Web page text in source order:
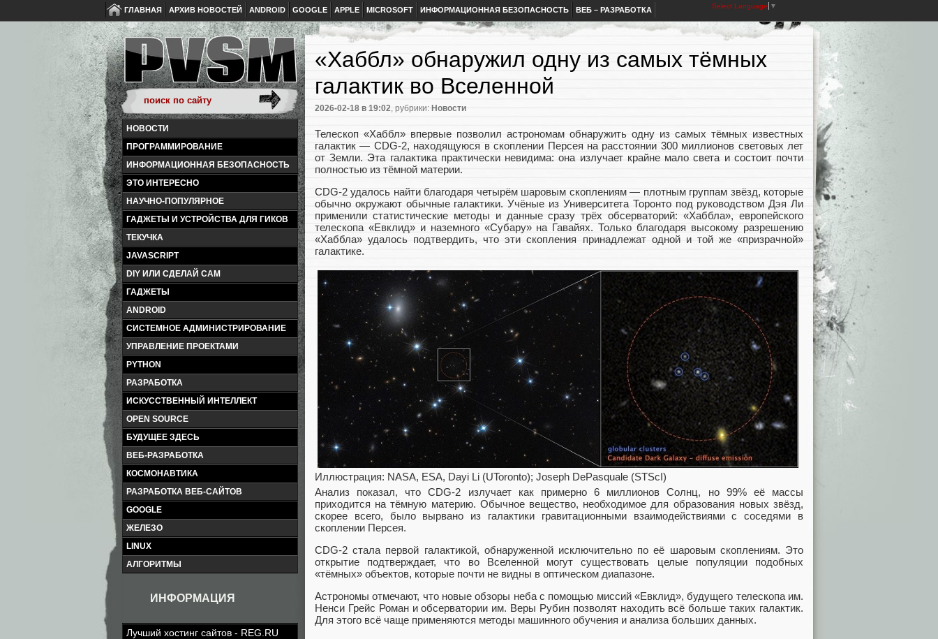
ГЛАВНАЯ АРХИВ НОВОСТЕЙ ANDROID GOOGLE APPLE MICROSOFT ИНФОРМАЦИОННАЯ БЕЗОПАСНОСТЬ ВЕБ – РАЗРАБОТКА Select Language ▼
НОВОСТИ
ПРОГРАММИРОВАНИЕ
ИНФОРМАЦИОННАЯ БЕЗОПАСНОСТЬ
ЭТО ИНТЕРЕСНО
НАУЧНО-ПОПУЛЯРНОЕ
ГАДЖЕТЫ И УСТРОЙСТВА ДЛЯ ГИКОВ
ТЕКУЧКА
JAVASCRIPT
DIY ИЛИ СДЕЛАЙ САМ
ГАДЖЕТЫ
ANDROID
СИСТЕМНОЕ АДМИНИСТРИРОВАНИЕ
УПРАВЛЕНИЕ ПРОЕКТАМИ
PYTHON
РАЗРАБОТКА
ИСКУССТВЕННЫЙ ИНТЕЛЛЕКТ
OPEN SOURCE
БУДУЩЕЕ ЗДЕСЬ
ВЕБ-РАЗРАБОТКА
КОСМОНАВТИКА
РАЗРАБОТКА ВЕБ-САЙТОВ
GOOGLE
ЖЕЛЕЗО
LINUX
АЛГОРИТМЫ
ИНФОРМАЦИЯ
Лучший хостинг сайтов - REG.RU
«Хаббл» обнаружил одну из самых тёмных
галактик во Вселенной
2026-02-18 в 19:02, рубрики: Новости
Телескоп «Хаббл» впервые позволил астрономам обнаружить одну из самых тёмных известных
галактик — CDG-2, находящуюся в скоплении Персея на расстоянии 300 миллионов световых лет
от Земли. Эта галактика практически невидима: она излучает крайне мало света и состоит почти
полностью из тёмной материи.
CDG-2 удалось найти благодаря четырём шаровым скоплениям — плотным группам звёзд, которые
обычно окружают обычные галактики. Учёные из Университета Торонто под руководством Дэя Ли
применили статистические методы и данные сразу трёх обсерваторий: «Хаббла», европейского
телескопа «Евклид» и наземного «Субару» на Гавайях. Только благодаря высокому разрешению
«Хаббла» удалось подтвердить, что эти скопления принадлежат одной и той же «призрачной»
галактике.
Иллюстрация: NASA, ESA, Dayi Li (UToronto); Joseph DePasquale (STScI)
Анализ показал, что CDG-2 излучает как примерно 6 миллионов Солнц, но 99% её массы
приходится на тёмную материю. Обычное вещество, необходимое для образования новых звёзд,
скорее всего, было вырвано из галактики гравитационными взаимодействиями с соседями в
скоплении Персея.
CDG-2 стала первой галактикой, обнаруженной исключительно по её шаровым скоплениям. Это
открытие подтверждает, что во Вселенной могут существовать целые популяции подобных
«тёмных» объектов, которые почти не видны в оптическом диапазоне.
Астрономы отмечают, что новые обзоры неба с помощью миссий «Евклид», будущего телескопа им.
Ненси Грейс Роман и обсерватории им. Веры Рубин позволят находить всё больше таких галактик.
Для этого всё чаще применяются методы машинного обучения и анализа больших данных.